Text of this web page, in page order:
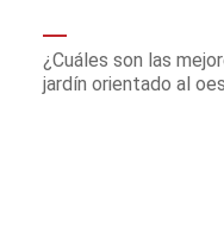
¿Cuáles son las
jardín orientado al